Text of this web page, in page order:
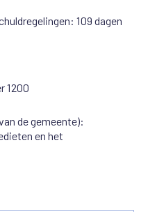
109 dagen
1200
de gemeente):
en het